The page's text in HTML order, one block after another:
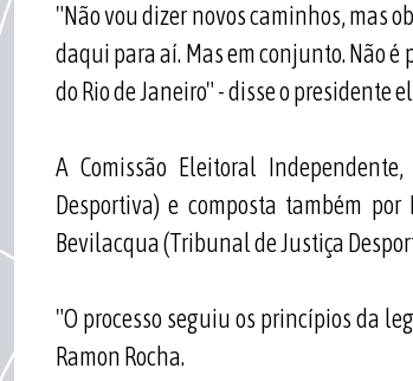
"Não vou dizer novos caminhos, mas
daqui para aí. Mas em conjunto. Não
do Rio de Janeiro" - disse o presidente
A Comissão Eleitoral
Desportiva) e composta também
Bevilacqua (Tribunal de Justiça
"O processo seguiu os princípios da
Ramon Rocha.